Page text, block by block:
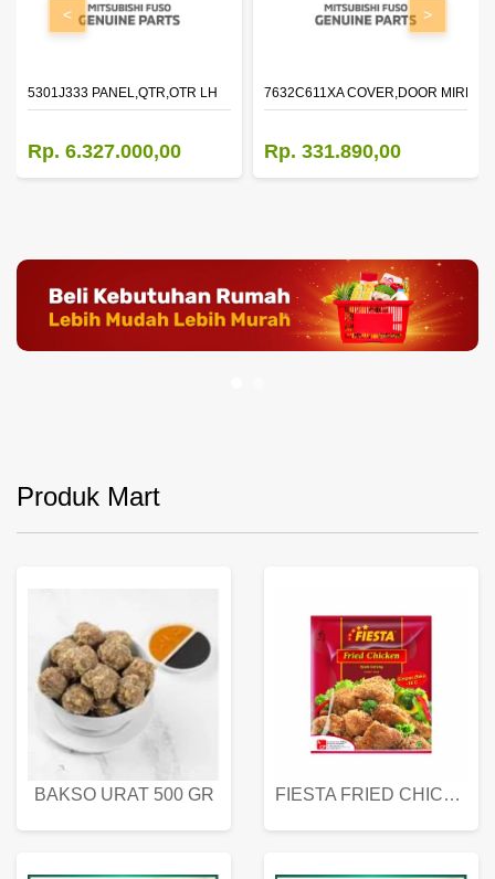
5301J333 PANEL,QTR,OTR LH
Rp. 6.327.000,00
7632C611XA COVER,DOOR
Rp. 331.890,00
< >
Produk Mart
BAKSO URAT 500 GR FIESTA FRIED CHICKEN 500 GR